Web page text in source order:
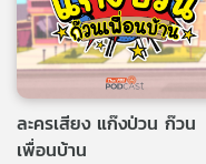
ละครเสียง แก๊งป่วน ก๊วน
เพื่อนบ้าน